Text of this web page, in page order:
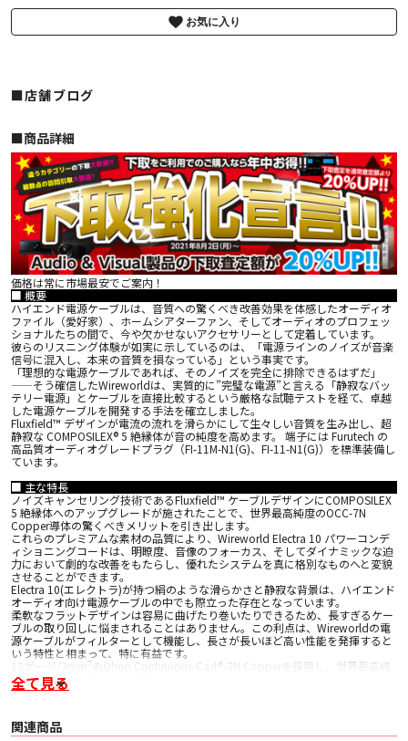
お気に入り
■店舗ブログ
■︎商品詳細
価格は常に市場最安でご案内！
■ 概要
ハイエンド電源ケーブルは、音質への驚くべき改善効果を体感したオーディオ
ファイル（愛好家）、ホームシアターファン、そしてオーディオのプロフェッ
ショナルたちの間で、今や欠かせないアクセサリーとして定着しています。
彼らのリスニング体験が如実に示しているのは、「電源ラインのノイズが音楽
信号に混入し、本来の音質を損なっている」という事実です。
「理想的な電源ケーブルであれば、そのノイズを完全に排除できるはずだ」
——そう確信したWireworldは、実質的に”完璧な電源”と言える「静寂なバッ
テリー電源」とケーブルを直接比較するという厳格な試聴テストを経て、卓越
した電源ケーブルを開発する手法を確立しました。
Fluxfield™ デザインが電流の流れを滑らかにして生々しい音質を生み出し、超
静寂な COMPOSILEX® 5 絶縁体が音の純度を高めます。 端子には Furutech の
高品質オーディオグレードプラグ（FI-11M-N1(G)、FI-11-N1(G)）を標準装備し
ています。
■ 主な特長
ノイズキャンセリング技術であるFluxfield™ ケーブルデザインにCOMPOSILEX
5 絶縁体へのアップグレードが施されたことで、世界最高純度のOCC-7N
Copper導体の驚くべきメリットを引き出します。
これらのプレミアムな素材の品質により、Wireworld Electra 10 パワーコンデ
ィショニングコードは、明瞭度、音像のフォーカス、そしてダイナミックな迫
力において劇的な改善をもたらし、優れたシステムを真に格別なものへと変貌
させることができます。
Electra 10(エレクトラ)が持つ絹のような滑らかさと静寂な背景は、ハイエンド
オーディオ向け電源ケーブルの中でも際立った存在となっています。
柔軟なフラットデザインは容易に曲げたり巻いたりできるため、長すぎるケー
ブルの取り回しに悩まされることはありません。この利点は、Wireworldの電
源ケーブルがフィルターとして機能し、長さが長いほど高い性能を発揮すると
いう特性と相まって、特に有益です。
12ゲージ/3mm²のOhno Continuous-Cast®-7N Copperを採用し、世界最高峰
の銅素材から洗練された音質を引き出します。
〇 導体数 22本
全て見る
関連商品